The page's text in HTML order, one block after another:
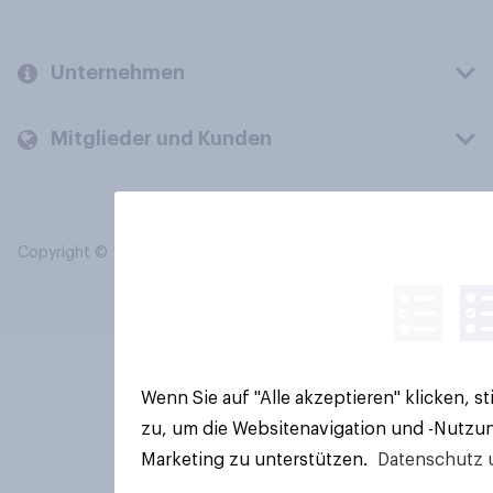
Unternehmen
Mitglieder und Kunden
Copyright © 2026 YouGov PLC. Alle Rechte vorbehalten.
Wenn Sie auf "Alle akzeptieren" klicken,
zu, um die Websitenavigation und -
Marketing zu unterstützen.
Datenschutz